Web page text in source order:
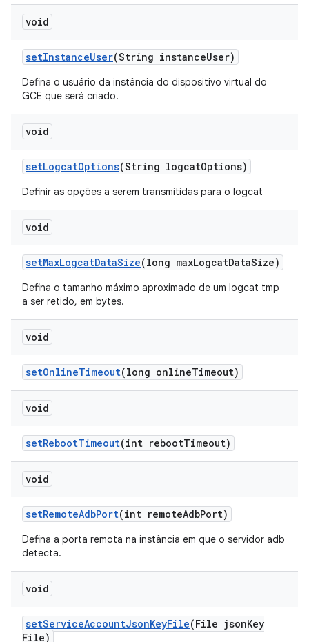
void
setInstanceUser(String instanceUser)
Defina o usuário da instância do dispositivo virtual do
GCE que será criado.
void
setLogcatOptions(String logcatOptions)
Definir as opções a serem transmitidas para o logcat
void
setMaxLogcatDataSize(long maxLogcatDataSize)
Defina o tamanho máximo aproximado de um logcat tmp
a ser retido, em bytes.
void
setOnlineTimeout(long onlineTimeout)
void
setRebootTimeout(int rebootTimeout)
void
setRemoteAdbPort(int remoteAdbPort)
Defina a porta remota na instância em que o servidor adb
detecta.
void
setServiceAccountJsonKeyFile(File jsonKey
File)